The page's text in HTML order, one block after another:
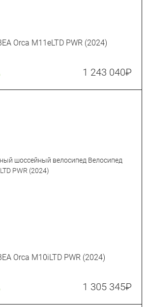
Orca M11eLTD PWR (2024)
1 243 040₽
Orca M10iLTD PWR (2024)
1 305 345₽